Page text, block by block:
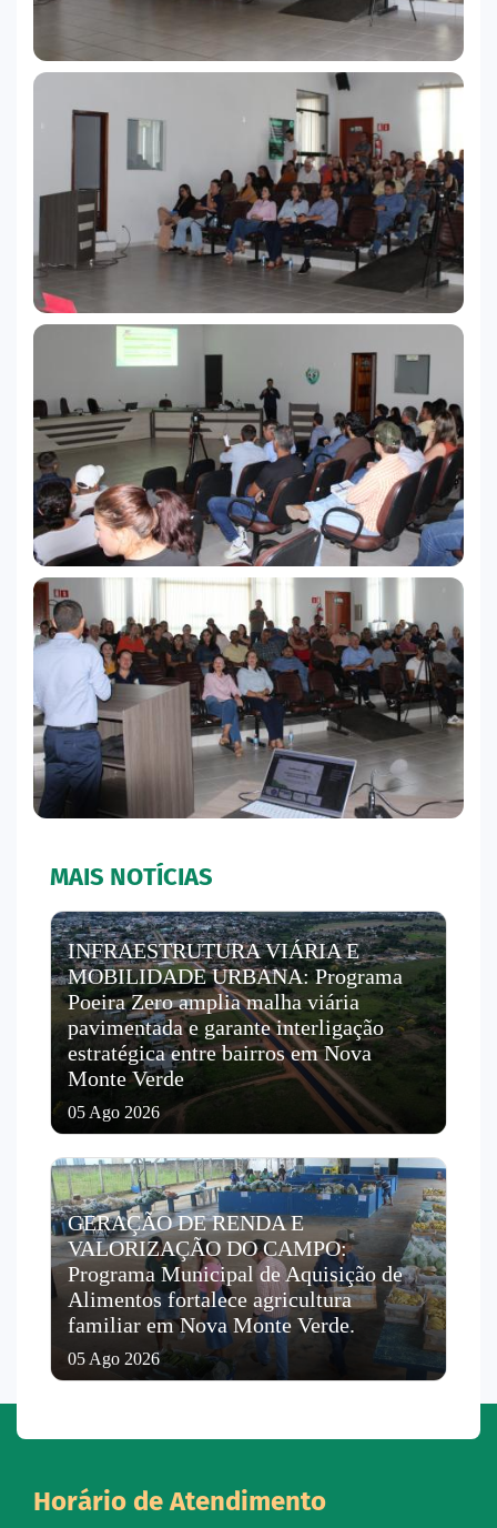
MAIS NOTÍCIAS
INFRAESTRUTURA VIÁRIA E
MOBILIDADE URBANA: Programa
Poeira Zero amplia malha viária
pavimentada e garante interligação
estratégica entre bairros em Nova
Monte Verde
05 Ago 2026
GERAÇÃO DE RENDA E
VALORIZAÇÃO DO CAMPO:
Programa Municipal de Aquisição de
Alimentos fortalece agricultura
familiar em Nova Monte Verde.
05 Ago 2026
Horário de Atendimento